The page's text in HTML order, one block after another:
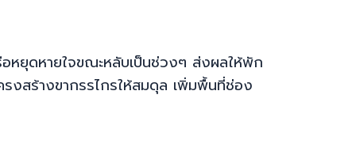
หยุดหายใจขณะหลับเป็นช่วงๆ ส่งผลให้พัก
งสร้างขากรรไกรให้สมดุล เพิ่มพื้นที่ช่อง